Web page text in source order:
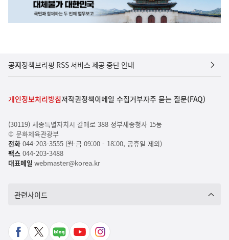
공지정책브리핑 RSS 서비스 제공 중단 안내
개인정보처리방침저작권정책이메일 수집거부자주 묻는 질문(FAQ)
(30119) 세종특별자치시 갈매로 388 정부세종청사 15동
© 문화체육관광부
전화044-203-3555 (월-금 09:00 - 18:00, 공휴일 제외)
팩스044-203-3488
대표메일 webmaster@korea.kr
관련사이트
페 X 네 유 인